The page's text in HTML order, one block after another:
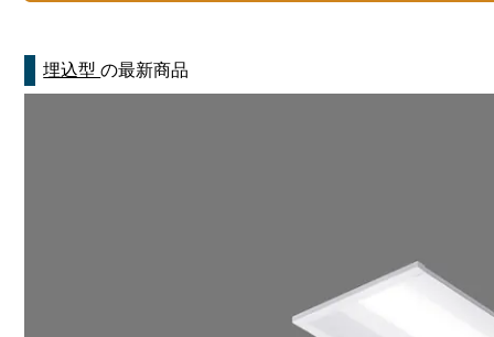
埋込型の最新商品